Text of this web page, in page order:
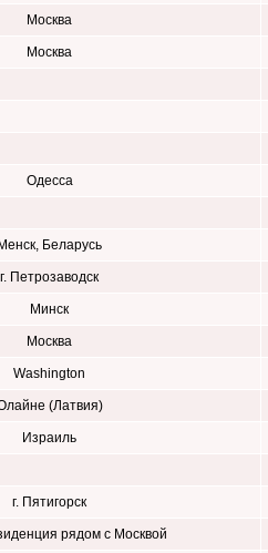
Москва
Москва
Одесса
Менск, Беларусь
г. Петрозаводск
Минск
Москва
Washington
(Латвия)
Израиль
г. Пятигорск
рядом с Москвой